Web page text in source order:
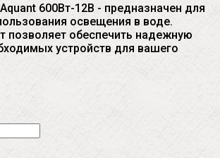
600Вт-12В - предназначен для
освещения в воде.
позволяет обеспечить надежную
устройств для вашего